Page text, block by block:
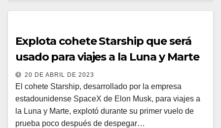
Explota cohete Starship que será
usado para viajes a la Luna y Marte
20 DE ABRIL DE 2023
El cohete Starship, desarrollado por la empresa
estadounidense SpaceX de Elon Musk, para viajes a
la Luna y Marte, explotó durante su primer vuelo de
prueba poco después de despegar…